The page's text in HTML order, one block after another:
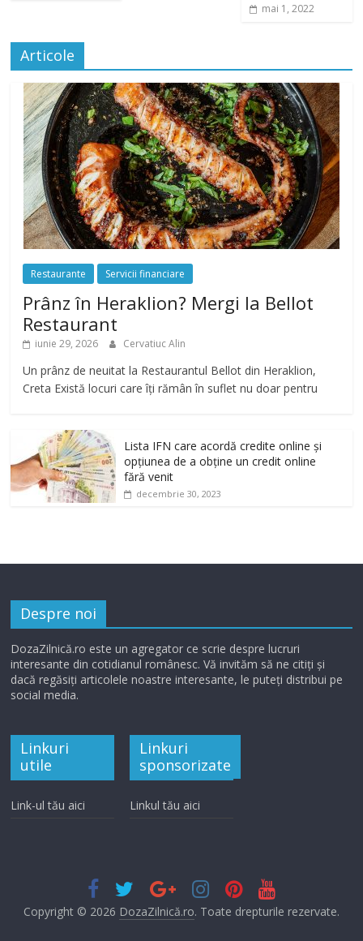
mai 1, 2022
Articole
Restaurante Servicii financiare
Prânz în Heraklion? Mergi la Bellot
Restaurant
iunie 29, 2026 Cervatiuc Alin
Un prânz de neuitat la Restaurantul Bellot din Heraklion,
Creta Există locuri care îți rămân în suflet nu doar pentru
Lista IFN care acordă credite online și
opțiunea de a obține un credit online
fără venit
decembrie 30, 2023
Despre noi
DozaZilnică.ro este un agregator ce scrie despre lucruri
interesante din cotidianul românesc. Vă invităm să ne citiți și
dacă regăsiți articolele noastre interesante, le puteți distribui pe
social media.
Linkuri
utile
Link-ul tău aici
Linkuri
sponsorizate
Linkul tău aici
Copyright © 2026 DozaZilnică.ro. Toate drepturile rezervate.